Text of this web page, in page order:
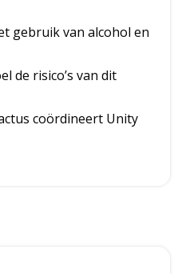
J
gebruik van alcohol en
de risico’s van dit
coördineert Unity